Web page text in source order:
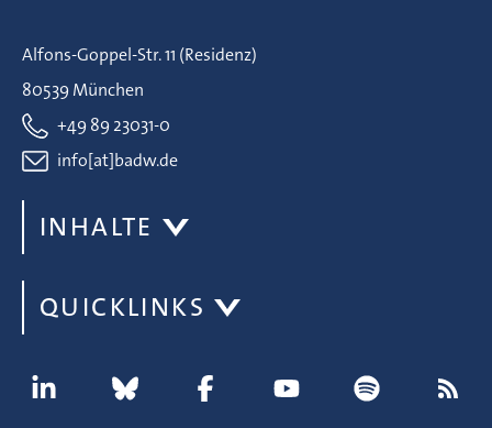
Alfons-Goppel-Str. 11 (Residenz)
80539 München
+49 89 23031-0
info[at]badw.de
INHALTE
QUICKLINKS